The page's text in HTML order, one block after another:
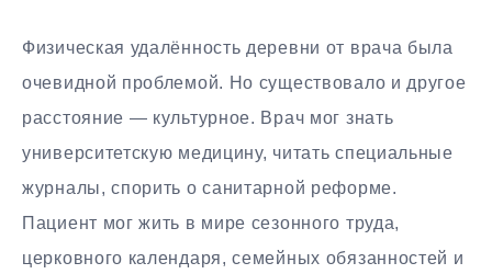
Физическая удалённость деревни от врача была
очевидной проблемой. Но существовало и другое
расстояние — культурное. Врач мог знать
университетскую медицину, читать специальные
журналы, спорить о санитарной реформе.
Пациент мог жить в мире сезонного труда,
церковного календаря, семейных обязанностей и